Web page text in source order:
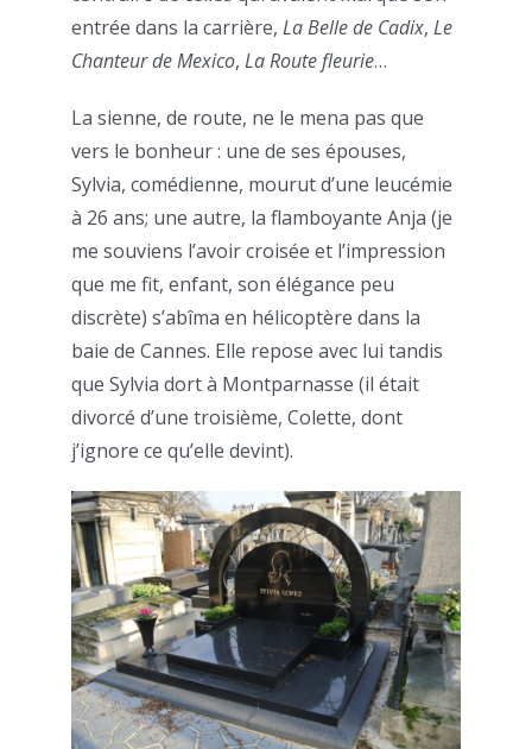
entrée dans la carrière, La Belle de Cadix, Le
Chanteur de Mexico, La Route fleurie…
La sienne, de route, ne le mena pas que
vers le bonheur : une de ses épouses,
Sylvia, comédienne, mourut d’une leucémie
à 26 ans; une autre, la flamboyante Anja (je
me souviens l’avoir croisée et l’impression
que me fit, enfant, son élégance peu
discrète) s’abîma en hélicoptère dans la
baie de Cannes. Elle repose avec lui tandis
que Sylvia dort à Montparnasse (il était
divorcé d’une troisième, Colette, dont
j’ignore ce qu’elle devint).